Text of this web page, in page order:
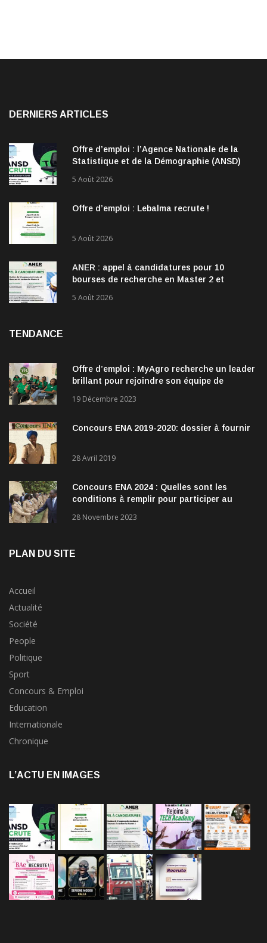
DERNIERS ARTICLES
Offre d’emploi : l’Agence Nationale de la
Statistique et de la Démographie (ANSD)
5 Août 2026
Offre d’emploi : Lebalma recrute !
5 Août 2026
ANER : appel à candidatures pour 10
bourses de recherche en Master 2 et
5 Août 2026
TENDANCE
Offre d’emploi : MyAgro recherche un leader
brillant pour rejoindre son équipe de
19 Décembre 2023
Concours ENA 2019-2020: dossier à fournir
28 Avril 2019
Concours ENA 2024 : Quelles sont les
conditions à remplir pour participer au
28 Novembre 2023
PLAN DU SITE
Accueil
Actualité
Société
People
Politique
Sport
Concours & Emploi
Education
Internationale
Chronique
L’ACTU EN IMAGES